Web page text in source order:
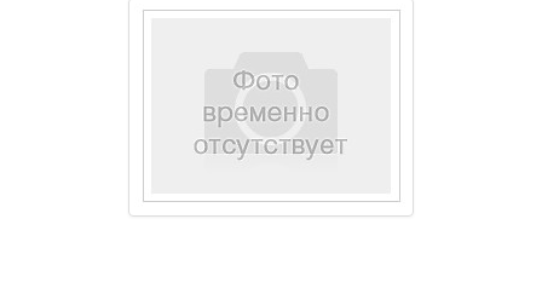
Услуги и работы